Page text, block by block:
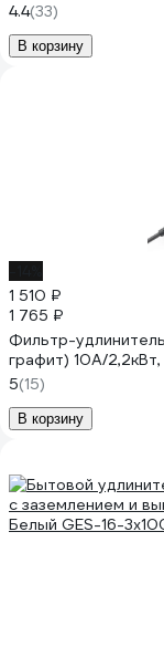
4.4(33)
В корзину
1 510 ₽
1 765 ₽
Фильтр-
графит) 10А/
5(15)
В корзину